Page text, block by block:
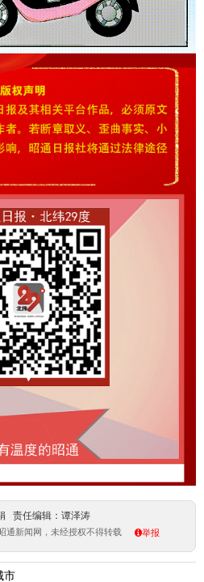
责任编辑：谭泽涛
通新闻网，未经授权不得转载 举报
市